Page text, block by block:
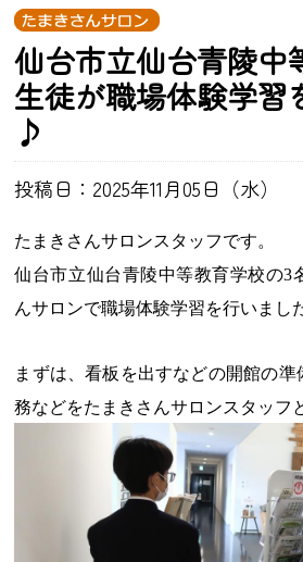
仙台市立仙台青陵中
生徒が職場体験学習
♪
投稿日：2025年11月05日（水）
たまきさんサロンスタッフです。
仙台市立仙台青陵中等教育学校の3
んサロンで職場体験学習を行いまし
まずは、看板を出すなどの開館の
務などをたまきさんサロンスタッフ